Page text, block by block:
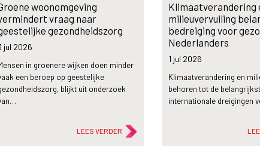
woonomgeving
vraag naar
gezondheidszorg
jul 2026
in groenere wijken doen minder
een beroep op geestelijke
blijkt uit onderzoek
LEES VERDER
Klimaatverandering
milieuvervuiling
bedreiging voor
Nederlanders
1 jul 2026
Klimaatverandering en
behoren tot de
internationale dreigingen